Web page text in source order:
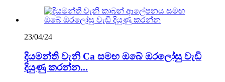
23/04/24
දියමන්ති වැනි Ca සමඟ ඔබේ ඔරලෝසු වැඩි
දියුණු කරන්න...